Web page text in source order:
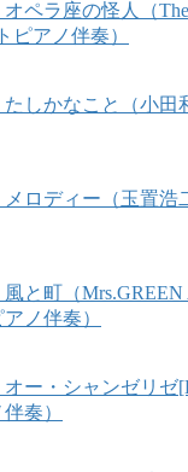
ペラ座の怪人（The
ピアノ伴奏）
たしかなこと（小
メロディー（玉置浩
風と町（
ノ伴奏）
ー・シャンゼリゼ
奏）